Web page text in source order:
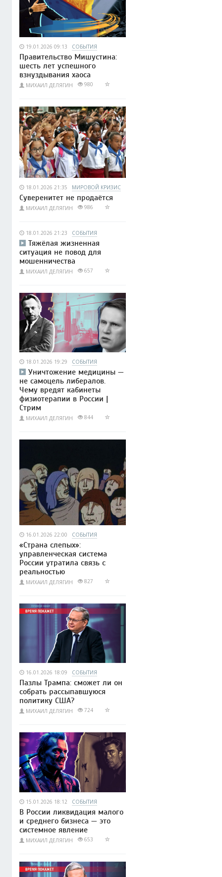
19.01.2026 09:13 СОБЫТИЯ
Правительство Мишустина:
шесть лет успешного
взнуздывания хаоса
МИХАИЛ ДЕЛЯГИН 980
18.01.2026 21:35 МИРОВОЙ КРИЗИС
Суверенитет не продаётся
МИХАИЛ ДЕЛЯГИН 986
18.01.2026 21:23 СОБЫТИЯ
Тяжёлая жизненная
ситуация не повод для
мошенничества
МИХАИЛ ДЕЛЯГИН 657
18.01.2026 19:29 СОБЫТИЯ
Уничтожение медицины —
не самоцель либералов.
Чему вредят кабинеты
физиотерапии в России |
Стрим
МИХАИЛ ДЕЛЯГИН 844
16.01.2026 22:00 СОБЫТИЯ
«Страна слепых»:
управленческая система
России утратила связь с
реальностью
МИХАИЛ ДЕЛЯГИН 827
16.01.2026 18:09 СОБЫТИЯ
Пазлы Трампа: сможет ли он
собрать рассыпавшуюся
политику США?
МИХАИЛ ДЕЛЯГИН 724
15.01.2026 18:12 СОБЫТИЯ
В России ликвидация малого
и среднего бизнеса — это
системное явление
МИХАИЛ ДЕЛЯГИН 653